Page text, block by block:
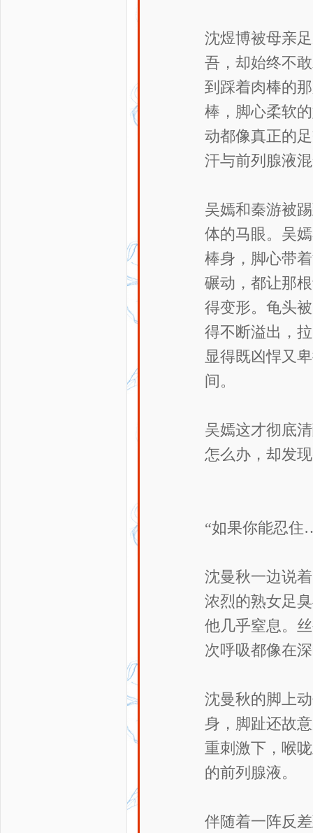
沈煜博被母亲
吾，却始终不
到踩着肉棒的
棒，脚心柔软
动都像真正的
汗与前列腺液
吴嫣和秦游被
体的马眼。吴
棒身，脚心带
碾动，都让那
得变形。龟头
得不断溢出，
显得既凶悍又
间。
吴嫣这才彻底
怎么办，却发
“如果你能忍
沈曼秋一边说
浓烈的熟女足
他几乎窒息。
次呼吸都像在
沈曼秋的脚上
身，脚趾还故
重刺激下，喉
的前列腺液。
伴随着一阵反